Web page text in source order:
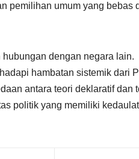
pemilihan umum yang bebas
dengan negara lain.
hambatan sistemik dari
antara teori deklaratif dan
politik yang memiliki